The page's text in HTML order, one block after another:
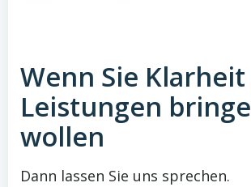
Wenn Sie
Leistungen
wollen
Dann lassen Sie uns sprechen.